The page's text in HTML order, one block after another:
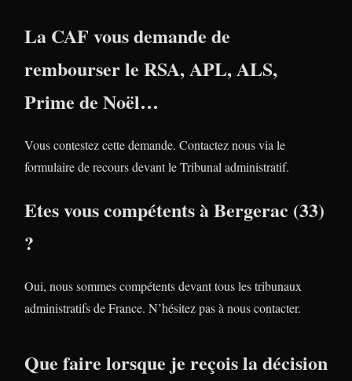
La CAF vous demande de
rembourser le RSA, APL, ALS,
Prime de Noël…
Vous contestez cette demande. Contactez nous via le
formulaire de recours devant le Tribunal administratif.
Etes vous compétents à Bergerac (33)
?
Oui, nous sommes compétents devant tous les tribunaux
administratifs de France. N’hésitez pas à nous contacter.
Que faire lorsque je reçois la décision